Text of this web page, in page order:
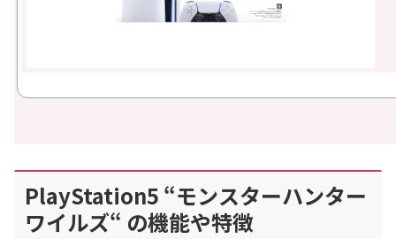
PlayStation5 “モンスターハンター
ワイルズ“ の機能や特徴